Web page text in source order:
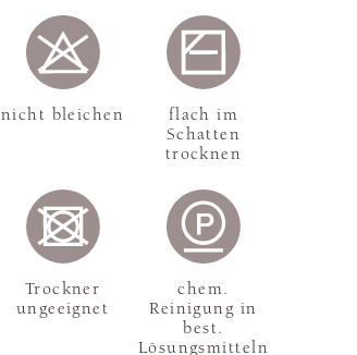
nicht bleichen
flach im
Schatten
trocknen
Trockner
ungeeignet
chem.
Reinigung in
best.
Lösungsmitteln